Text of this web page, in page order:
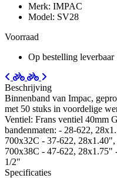
Merk: IMPAC
Model: SV28
Voorraad
Op bestelling leverbaar
Beschrijving
Binnenband van Impac,
met 50 stuks in voordelige
Ventiel: Frans ventiel 40mm
bandenmaten: - 28-622,
700x32C - 37-622,
700x38C - 47-622, 28x1.75"
1/2"
Specificaties